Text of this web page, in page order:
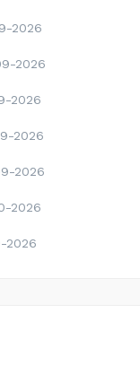
2026
2026
2026
2026
2026
2026
2026